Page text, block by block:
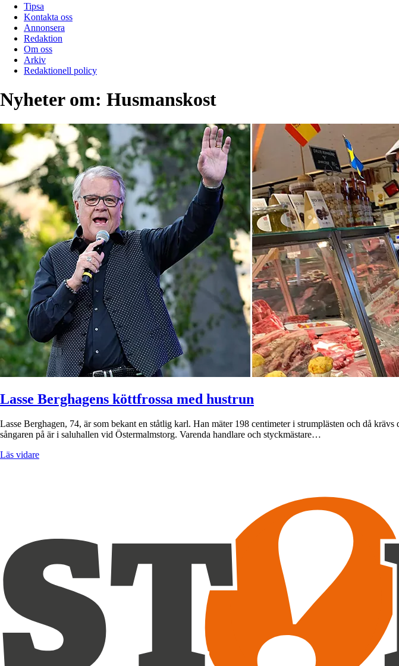
Tipsa
Kontakta oss
Annonsera
Redaktion
Om oss
Arkiv
Redaktionell policy
Nyheter om: Husmanskost
Lasse Berghagens köttfrossa med hustrun
Lasse Berghagen, 74, är som bekant en ståtlig karl. Han mäter 198 centimeter i strumplästen och då
sångaren på är i saluhallen vid Östermalmstorg. Varenda handlare och styckmästare…
Läs vidare